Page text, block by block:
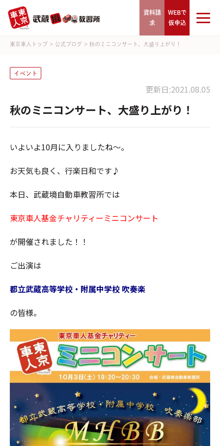
資料請
求
WEBで
仮申込
東京車人トップ > 公式ブログ > 秋のミニコンサート、大盛り上がり！
イベント
更新日:2021.08.05
秋のミニコンサート、大盛り上がり！
いよいよ10月に入りましたね～。
お天気も良く、行楽日和です♪
本日、武蔵境自動車教習所では
東京車人基金チャリティーミニコンサート
が開催されました！！
ご出演は
都立武蔵高等学校・附属中学校 吹奏楽
の皆様。